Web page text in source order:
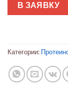
В ЗАЯВКУ
Категории: